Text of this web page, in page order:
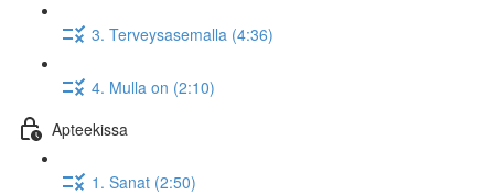
3. Terveysasemalla (4:36)
4. Mulla on (2:10)
Apteekissa
1. Sanat (2:50)